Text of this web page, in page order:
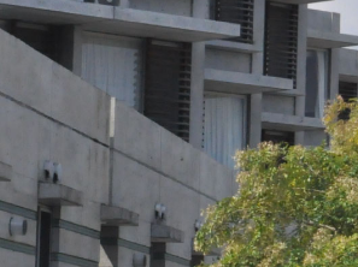
Previous